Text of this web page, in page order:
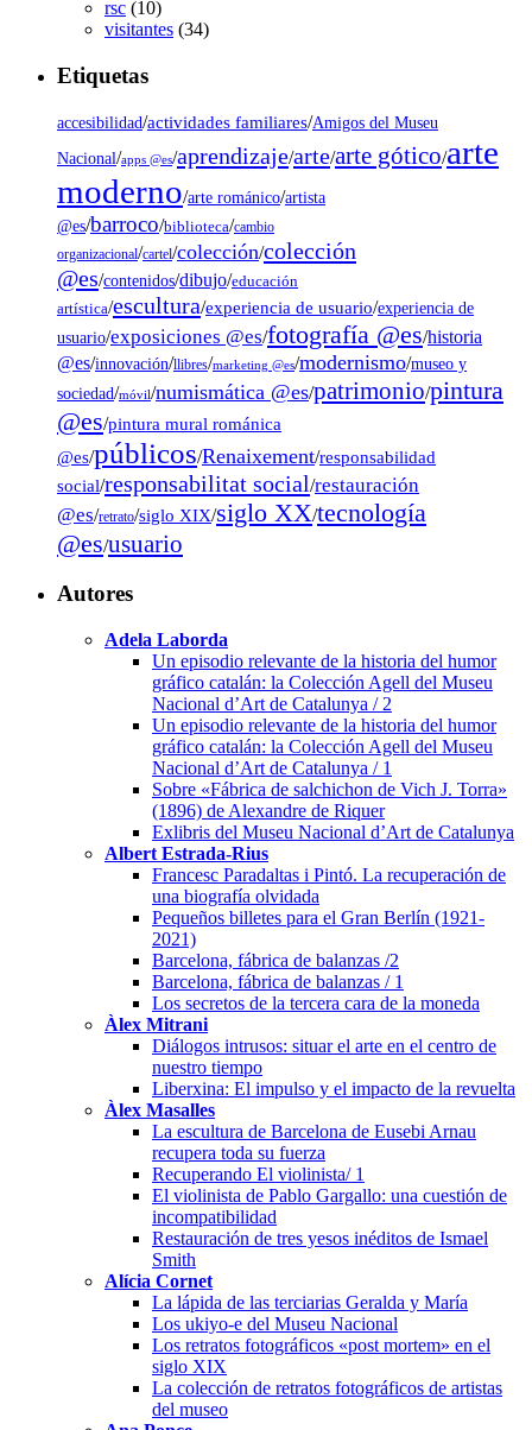
rsc (10)
visitantes (34)
Etiquetas
accesibilidad/actividades familiares/Amigos del Museu
Nacional/apps @es/aprendizaje/arte/arte gótico/arte
moderno/arte románico/artista
@es/barroco/biblioteca/cambio
organizacional/cartel/colección/colección
@es/contenidos/dibujo/educación
artística/escultura/experiencia de usuario/experiencia de
usuario/exposiciones @es/fotografía @es/historia
@es/innovación/llibres/marketing @es/modernismo/museo y
sociedad/móvil/numismática @es/patrimonio/pintura
@es/pintura mural románica
@es/públicos/Renaixement/responsabilidad
social/responsabilitat social/restauración
@es/retrato/siglo XIX/siglo XX/tecnología
@es/usuario
Autores
Adela Laborda
Un episodio relevante de la historia del humor
gráfico catalán: la Colección Agell del Museu
Nacional d’Art de Catalunya / 2
Un episodio relevante de la historia del humor
gráfico catalán: la Colección Agell del Museu
Nacional d’Art de Catalunya / 1
Sobre «Fábrica de salchichon de Vich J. Torra»
(1896) de Alexandre de Riquer
Exlibris del Museu Nacional d’Art de Catalunya
Albert Estrada-Rius
Francesc Paradaltas i Pintó. La recuperación de
una biografía olvidada
Pequeños billetes para el Gran Berlín (1921-
2021)
Barcelona, fábrica de balanzas /2
Barcelona, fábrica de balanzas / 1
Los secretos de la tercera cara de la moneda
Àlex Mitrani
Diálogos intrusos: situar el arte en el centro de
nuestro tiempo
Liberxina: El impulso y el impacto de la revuelta
Àlex Masalles
La escultura de Barcelona de Eusebi Arnau
recupera toda su fuerza
Recuperando El violinista/ 1
El violinista de Pablo Gargallo: una cuestión de
incompatibilidad
Restauración de tres yesos inéditos de Ismael
Smith
Alícia Cornet
La lápida de las terciarias Geralda y María
Los ukiyo-e del Museu Nacional
Los retratos fotográficos «post mortem» en el
siglo XIX
La colección de retratos fotográficos de artistas
del museo